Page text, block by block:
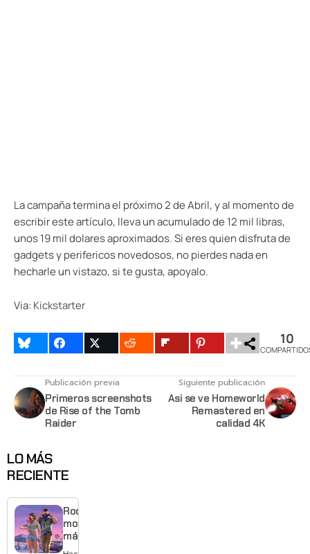
La campaña termina el próximo 2 de Abril, y al momento de
escribir este artículo, lleva un acumulado de 12 mil libras,
unos 19 mil dolares aproximados. Si eres quien disfruta de
gadgets y perifericos novedosos, no pierdes nada en
hecharle un vistazo, si te gusta, apoyalo.
Via: Kickstarter
10
Publicación previa
Primeros screenshots
de Rise of the Tomb
Raider
Siguiente publicación
Asi se ve Homeworld
Remastered en
calidad 4K
LO MÁS
RECIENTE
Rockstar
mostrará
más de
GTA 6 en